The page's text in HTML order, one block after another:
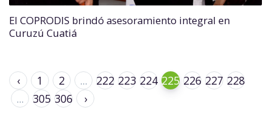
El COPRODIS brindó asesoramiento integral en
Curuzú Cuatiá
‹ 1 2 ... 222 223 224 225 226 227 228
...
305 306 ›